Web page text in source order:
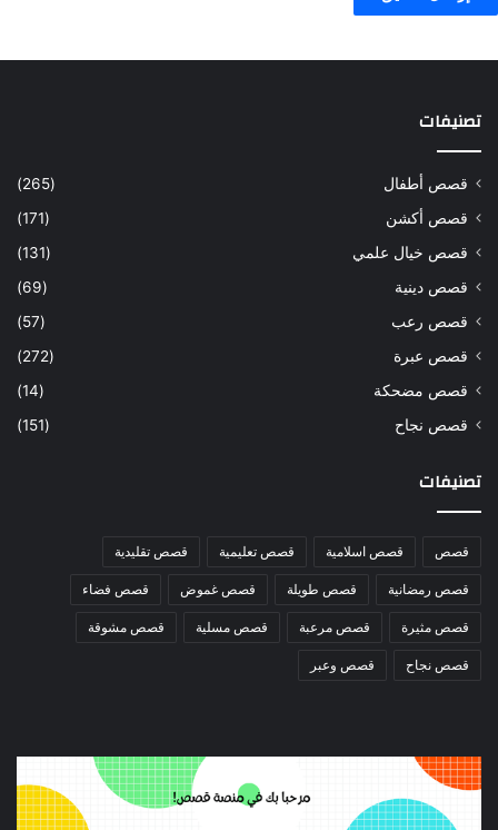
تصنيفات
قصص أطفال
(265)
قصص أكشن
(171)
قصص خيال علمي
(131)
قصص دينية
(69)
قصص رعب
(57)
قصص عبرة
(272)
قصص مضحكة
(14)
قصص نجاح
(151)
تصنيفات
قصص قصص اسلامية قصص تعليمية قصص تقليدية
قصص رمضانية قصص طويلة قصص غموض قصص فضاء
قصص مثيرة قصص مرعبة قصص مسلية قصص مشوقة
قصص نجاح قصص وعبر